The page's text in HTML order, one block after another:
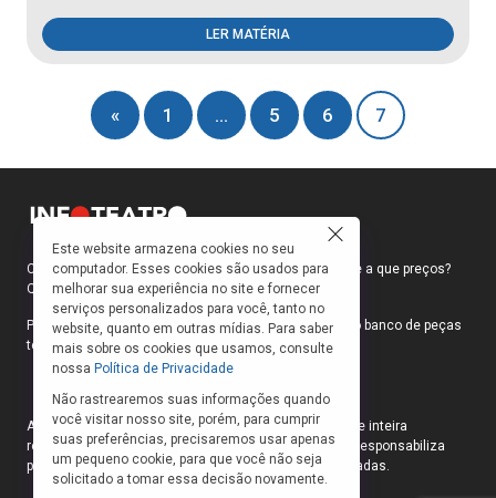
LER MATÉRIA
« 1 … 5 6 7
Como faço para ir ao teatro? Onde compro ingressos e a que preços?
Quais peças estão em cartaz?
Para responder a essas e outras perguntas, criamos o banco de peças
teatrais do INFOTEATRO.
As informações das peças cadastradas no site são de inteira
responsabilidade das produções. O Infoteatro não se responsabiliza
pela atualização das informações das peças cadastradas.
Este website armazena cookies no seu
computador. Esses cookies são usados para
melhorar sua experiência no site e fornecer
serviços personalizados para você, tanto no
website, quanto em outras mídias. Para saber
mais sobre os cookies que usamos, consulte
nossa Política de Privacidade
Não rastrearemos suas informações quando
você visitar nosso site, porém, para cumprir
suas preferências, precisaremos usar apenas
um pequeno cookie, para que você não seja
solicitado a tomar essa decisão novamente.